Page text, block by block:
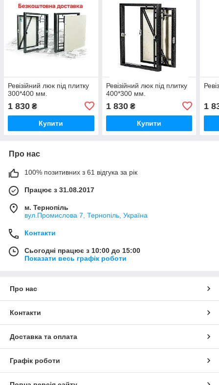
Ревізійний люк під плитку
300*400 мм.
1 830 ₴
Купити
Ревізійний люк під плитку
400*300 мм.
1 830₴
Купити
1
Про нас
100% позитивних з 61 відгука за рік
Працює з 31.08.2017
м. Тернопіль
вул.Промислова 7, Тернопіль, Україна
Контакти
Сьогодні працює з 10:00 до 15:00
Показати весь графік роботи
Про нас
Контакти
Доставка та оплата
Графік роботи